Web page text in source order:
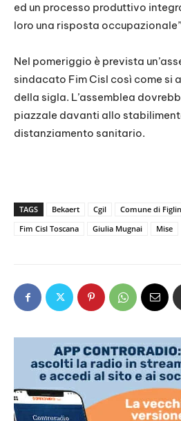
ed un processo produttivo
loro una risposta
Nel pomeriggio è prevista
sindacato Fim Cisl così come si
della sigla. L’assemblea
piazzale davanti allo
distanziamento sanitario.
TAGS Bekaert Cgil
Comune di
Fim Cisl Toscana
Giulia Mugnai Mise